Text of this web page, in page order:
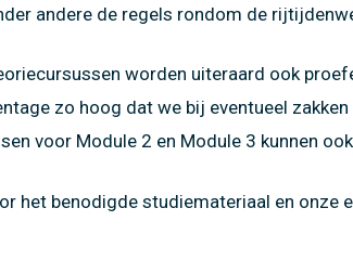
andere de regels rondom de
worden uiteraard ook
zo hoog dat we bij eventueel
voor Module 2 en Module 3 kunnen
het benodigde studiemateriaal en onze